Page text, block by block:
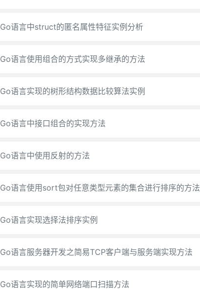
Go语言中struct的匿名属性特征实例分析
Go语言使用组合的方式实现多继承的方法
Go语言实现的树形结构数据比较算法实例
Go语言中接口组合的实现方法
Go语言中使用反射的方法
Go语言使用sort包对任意类型元素的集合进行排序的方法
Go语言实现选择法排序实例
Go语言服务器开发之简易TCP客户端与服务端实现方法
Go语言实现的简单网络端口扫描方法